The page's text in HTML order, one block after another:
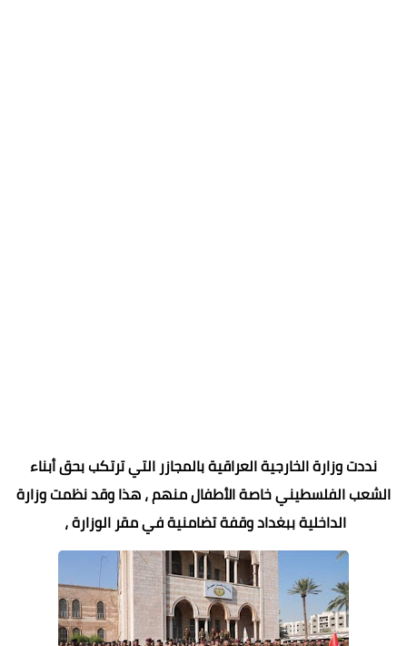
نددت وزارة الخارجية العراقية بالمجازر التي ترتكب بحق أبناء
الشعب الفلسطيني خاصة الأطفال منهم ، هذا وقد نظمت وزارة
الداخلية ببغداد وقفة تضامنية في مقر الوزارة ،